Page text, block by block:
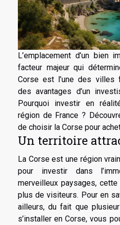
L’emplacement d’un bien
facteur majeur qui
Corse est l’une des villes
des avantages d’un
Pourquoi investir en
région de France ?
de choisir la Corse pour
Un territoire
La Corse est une région
pour investir dans
merveilleux paysages,
plus de visiteurs. Pour en
ailleurs, du fait que
s’installer en Corse, vous